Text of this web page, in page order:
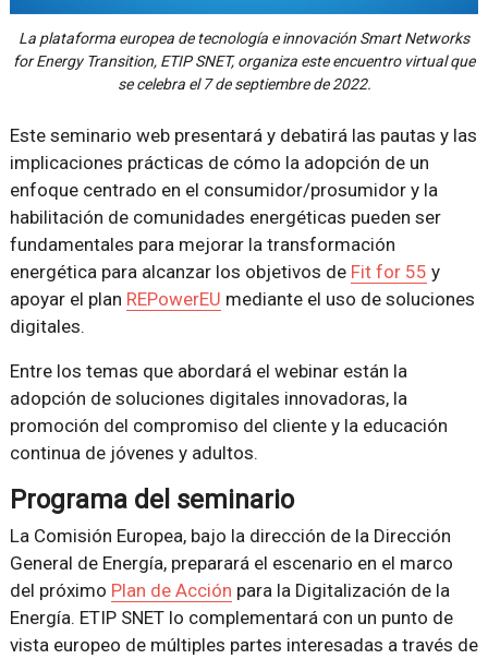
La plataforma europea de tecnología e innovación Smart Networks
for Energy Transition, ETIP SNET, organiza este encuentro virtual que
se celebra el 7 de septiembre de 2022.
Este seminario web presentará y debatirá las pautas y las
implicaciones prácticas de cómo la adopción de un
enfoque centrado en el consumidor/prosumidor y la
habilitación de comunidades energéticas pueden ser
fundamentales para mejorar la transformación
energética para alcanzar los objetivos de Fit for 55 y
apoyar el plan REPowerEU mediante el uso de soluciones
digitales.
Entre los temas que abordará el webinar están la
adopción de soluciones digitales innovadoras, la
promoción del compromiso del cliente y la educación
continua de jóvenes y adultos.
Programa del seminario
La Comisión Europea, bajo la dirección de la Dirección
General de Energía, preparará el escenario en el marco
del próximo Plan de Acción para la Digitalización de la
Energía. ETIP SNET lo complementará con un punto de
vista europeo de múltiples partes interesadas a través de